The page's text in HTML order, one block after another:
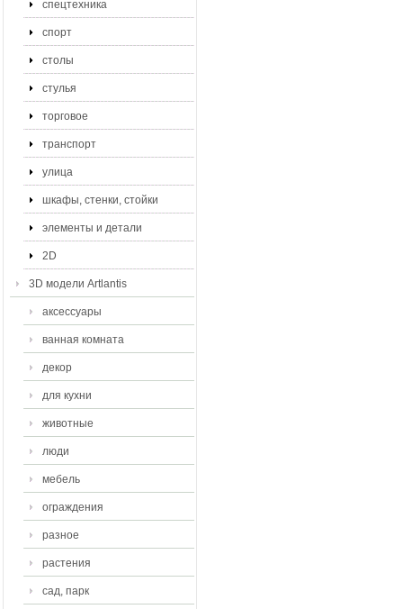
спецтехника
спорт
столы
стулья
торговое
транспорт
улица
шкафы, стенки, стойки
элементы и детали
2D
3D модели Artlantis
аксессуары
ванная комната
декор
для кухни
животные
люди
мебель
ограждения
разное
растения
сад, парк